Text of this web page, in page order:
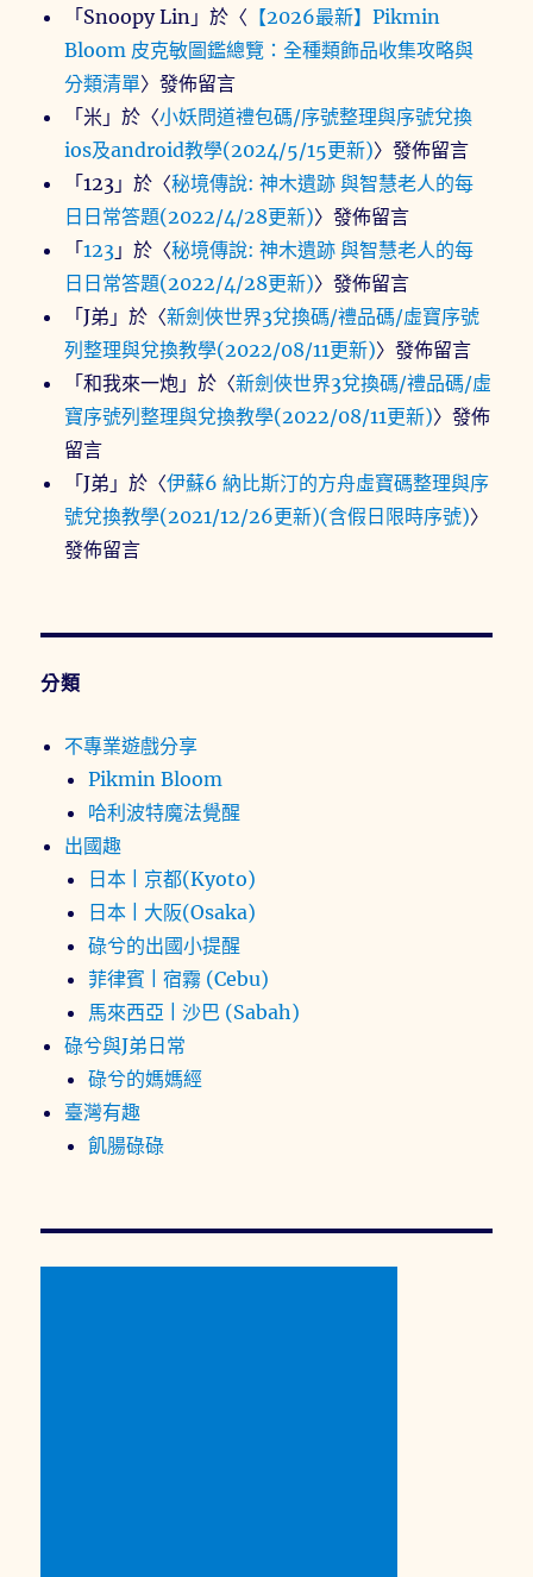
「Snoopy Lin 」於〈 【2026最新】Pikmin
Bloom 皮克敏圖鑑總覽：全種類飾品收集攻略與
分類清單〉發佈留言
「米 」於〈小妖問道禮包碼/序號整理與序號兌換
ios及android教學(2024/5/15更新)〉發佈留言
「123 」於〈秘境傳說: 神木遺跡 與智慧老人的每
日日常答題(2022/4/28更新)〉發佈留言
「123 」於〈秘境傳說: 神木遺跡 與智慧老人的每
日日常答題(2022/4/28更新)〉發佈留言
「J弟 」於〈新劍俠世界3兌換碼/禮品碼/虛寶序號
列整理與兌換教學(2022/08/11更新)〉發佈留言
「和我來一炮 」於〈新劍俠世界3兌換碼/禮品碼/虛
寶序號列整理與兌換教學(2022/08/11更新)〉發佈
留言
「J弟 」於〈伊蘇6 納比斯汀的方舟虛寶碼整理與序
號兌換教學(2021/12/26更新)(含假日限時序號)〉
發佈留言
分類
不專業遊戲分享
Pikmin Bloom
哈利波特魔法覺醒
出國趣
日本 | 京都(Kyoto)
日本 | 大阪(Osaka)
碌兮的出國小提醒
菲律賓 | 宿霧 (Cebu)
馬來西亞 | 沙巴 (Sabah)
碌兮與J弟日常
碌兮的媽媽經
臺灣有趣
飢腸碌碌